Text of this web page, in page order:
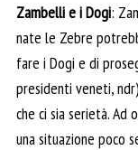
Zambelli e i Dogi:
nate le Zebre
fare i Dogi e di
presidenti veneti,
che ci sia serietà. Ad
una situazione poco